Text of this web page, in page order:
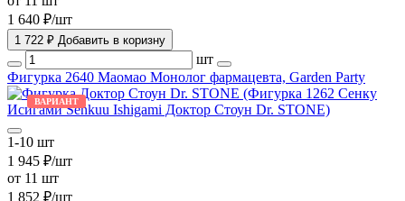
1 640 ₽/шт
1 722 ₽ Добавить в коризну
шт
Фигурка 2640 Маомао Монолог фармацевта, Garden Party
ВАРИАНТ
1-10 шт
1 945 ₽/шт
от 11 шт
1 852 ₽/шт